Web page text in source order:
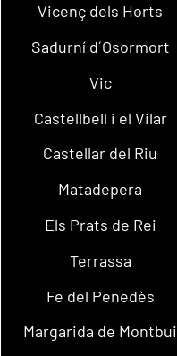
Vicenç dels Horts
Sadurní d´Osormort
Vic
Castellbell i el Vilar
Castellar del Riu
Matadepera
Els Prats de Rei
Terrassa
Fe del Penedès
Margarida de Montbui